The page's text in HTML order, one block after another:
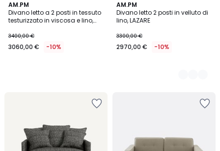
AM.PM
Divano letto a 2 posti in tessuto
testurizzato in viscosa e lino,
3400,00 €
3060,00 € -10%
AM.PM
Divano letto 2 posti in velluto di
lino, LAZARE
3300,00 €
2970,00 € -10%
5
Colori